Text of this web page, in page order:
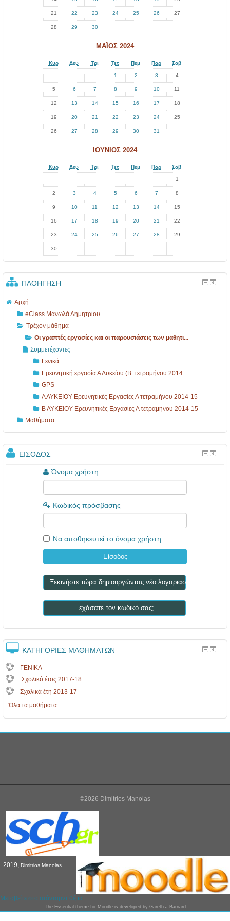
21 22 23 24 25 26 27
28 29 30
ΜΆΙΟΣ 2024
Κυρ Δευ Τρι Τετ Πεμ Παρ Σαβ
1 2 3 4
5 6 7 8 9 10 11
12 13 14 15 16 17 18
19 20 21 22 23 24 25
26 27 28 29 30 31
ΙΟΎΝΙΟΣ 2024
Κυρ Δευ Τρι Τετ Πεμ Παρ Σαβ
1
2 3 4 5 6 7 8
9 10 11 12 13 14 15
16 17 18 19 20 21 22
23 24 25 26 27 28 29
30
ΠΛΟΉΓΗΣΗ
Αρχή
eClass Μανωλά Δημητρίου
Τρέχον μάθημα
Οι γραπτές εργασίες και οι παρουσιάσεις των μαθητι...
Συμμετέχοντες
Γενικά
Ερευνητική εργασία Α Λυκείου (Β’ τετραμήνου 2014...
GPS
Α ΛΥΚΕΙΟΥ Ερευνητικές Εργασίες Α τετραμήνου 2014-15
Β ΛΥΚΕΙΟΥ Ερευνητικές Εργασίες Α τετραμήνου 2014-15
Μαθήματα
ΕΊΣΟΔΟΣ
Όνομα χρήστη
Κωδικός πρόσβασης
Να αποθηκευτεί το όνομα χρήστη
Ξεκινήστε τώρα δημιουργώντας νέο λογαριασμό!
Ξεχάσατε τον κωδικό σας;
ΚΑΤΗΓΟΡΊΕΣ ΜΑΘΗΜΆΤΩΝ
ΓΕΝΙΚΑ
Σχολικό έτος 2017-18
Σχολικά έτη 2013-17
Όλα τα μαθήματα ...
©2026 Dimitrios Manolas
2019, Dimitrios Manolas
Μεταβείτε στο στάνταρντ θέμα
The Essential theme for Moodle is developed by Gareth J Barnard